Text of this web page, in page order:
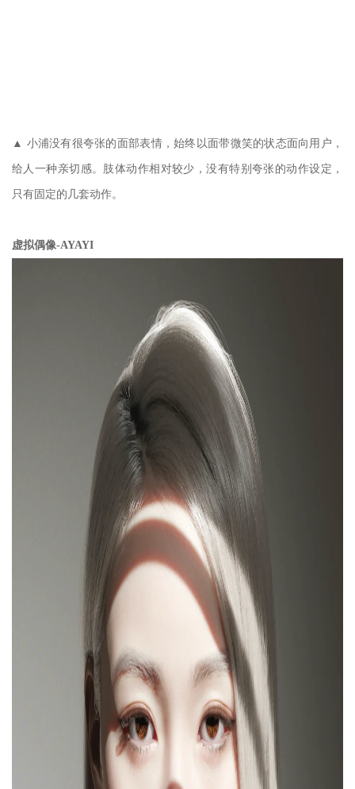
▲ 小浦没有很夸张的面部表情，始终以面带微笑的状态面向用户，
给人一种亲切感。肢体动作相对较少，没有特别夸张的动作设定，
只有固定的几套动作。
虚拟偶像-AYAYI